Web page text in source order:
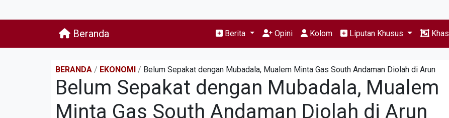
Beranda Berita Opini Kolom Liputan Khusus Khas
BERANDA / EKONOMI / Belum Sepakat dengan Mubadala, Mualem Minta Gas South Andaman Diolah di Arun
Belum Sepakat dengan Mubadala, Mualem
Minta Gas South Andaman Diolah di Arun